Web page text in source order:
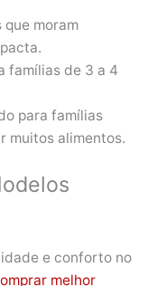
que moram
famílias de 3 a 4
para famílias
muitos alimentos.
e conforto no
melhor